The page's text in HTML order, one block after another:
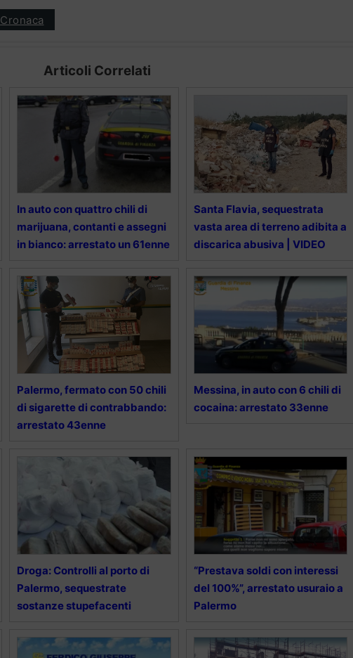
Cronaca
Articoli Correlati
In auto con quattro chili di
marijuana, contanti e assegni
in bianco: arrestato un 61enne
Santa Flavia, sequestrata
vasta area di terreno adibita a
discarica abusiva | VIDEO
Palermo, fermato con 50 chili
di sigarette di contrabbando:
arrestato 43enne
Messina, in auto con 6 chili di
cocaina: arrestato 33enne
Droga: Controlli al porto di
Palermo, sequestrate
sostanze stupefacenti
“Prestava soldi con interessi
del 100%”, arrestato usuraio a
Palermo